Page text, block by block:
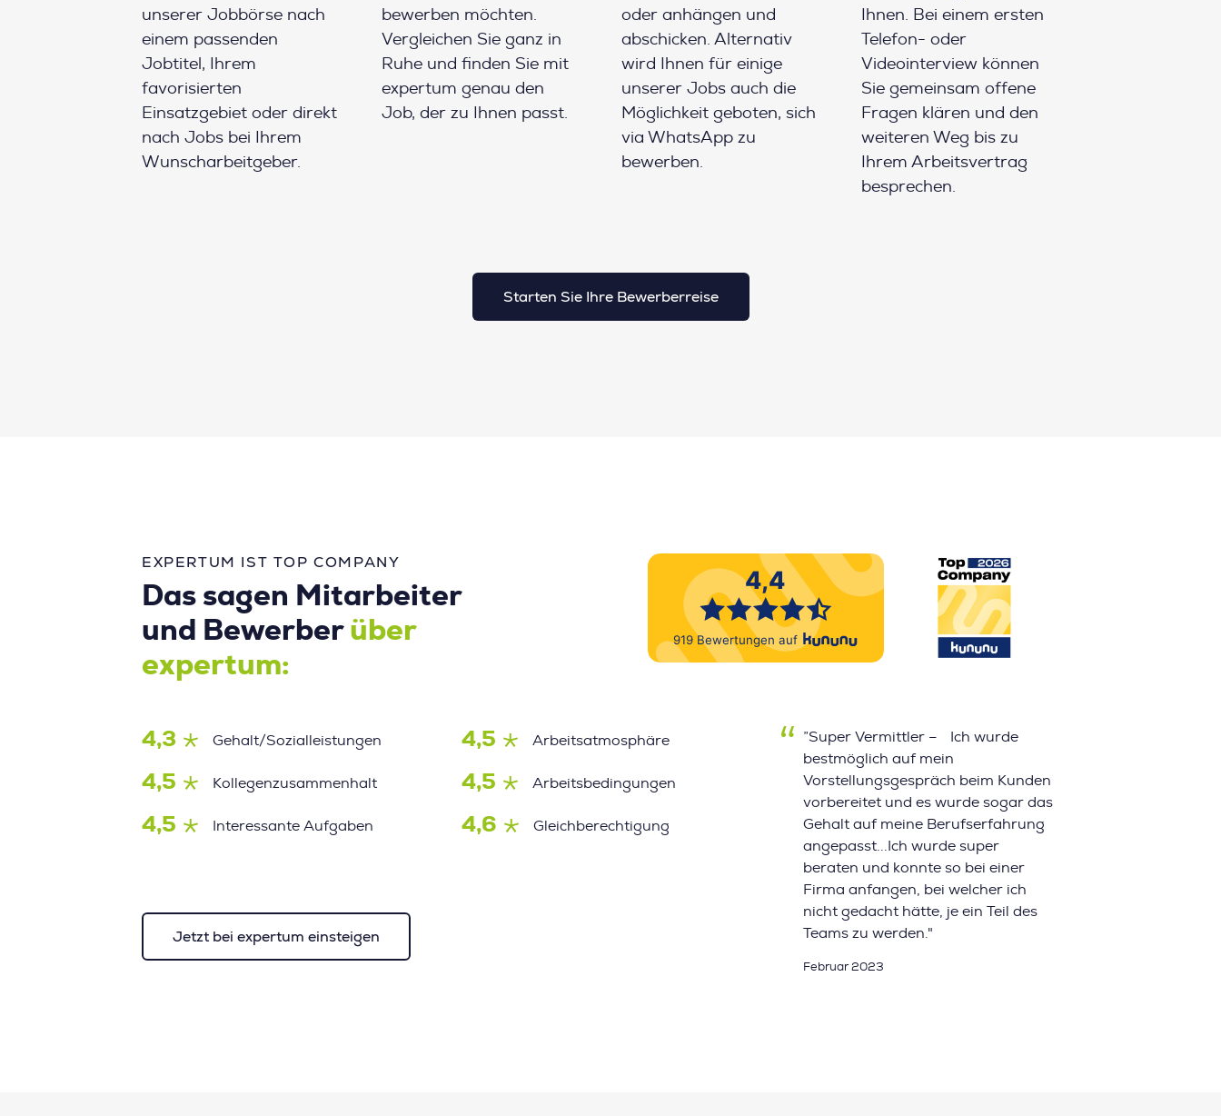
unserer Jobbörse nach
einem passenden
Jobtitel, Ihrem
favorisierten
Einsatzgebiet oder direkt
nach Jobs bei Ihrem
Wunscharbeitgeber.
bewerben möchten.
Vergleichen Sie ganz in
Ruhe und finden Sie mit
expertum genau den
Job, der zu Ihnen passt.
oder anhängen und
abschicken. Alternativ
wird Ihnen für einige
unserer Jobs auch die
Möglichkeit geboten, sich
via WhatsApp zu
bewerben.
Ihnen. Bei einem ersten
Telefon- oder
Videointerview können
Sie gemeinsam offene
Fragen klären und den
weiteren Weg bis zu
Ihrem Arbeitsvertrag
besprechen.
Starten Sie Ihre Bewerberreise
EXPERTUM IST TOP COMPANY
Das sagen Mitarbeiter
und Bewerber über
expertum:
4,3 Gehalt/Sozialleistungen 4,5 Arbeitsatmosphäre
4,5 Kollegenzusammenhalt 4,5 Arbeitsbedingungen
4,5 Interessante Aufgaben 4,6 Gleichberechtigung
Jetzt bei expertum einsteigen
”Super Vermittler – Ich wurde
bestmöglich auf mein
Vorstellungsgespräch beim Kunden
vorbereitet und es wurde sogar das
Gehalt auf meine Berufserfahrung
angepasst...Ich wurde super
beraten und konnte so bei einer
Firma anfangen, bei welcher ich
nicht gedacht hätte, je ein Teil des
Teams zu werden."
Februar 2023